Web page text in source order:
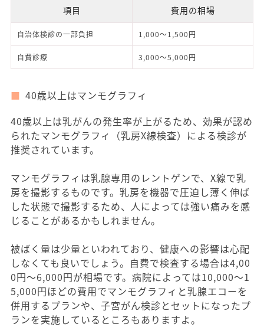
項目 費用の相場
自治体検診の一部負担 1,000～1,500円
自費診療 3,000～5,000円
40歳以上はマンモグラフィ
40歳以上は乳がんの発生率が上がるため、効果が認め
られたマンモグラフィ（乳房X線検査）による検診が
推奨されています。
マンモグラフィは乳腺専用のレントゲンで、X線で乳
房を撮影するものです。乳房を機器で圧迫し薄く伸ば
した状態で撮影するため、人によっては強い痛みを感
じることがあるかもしれません。
被ばく量は少量といわれており、健康への影響は心配
しなくても良いでしょう。自費で検査する場合は4,00
0円〜6,000円が相場です。病院によっては10,000〜1
5,000円ほどの費用でマンモグラフィと乳腺エコーを
併用するプランや、子宮がん検診とセットになったプ
ランを実施しているところもありますよ。